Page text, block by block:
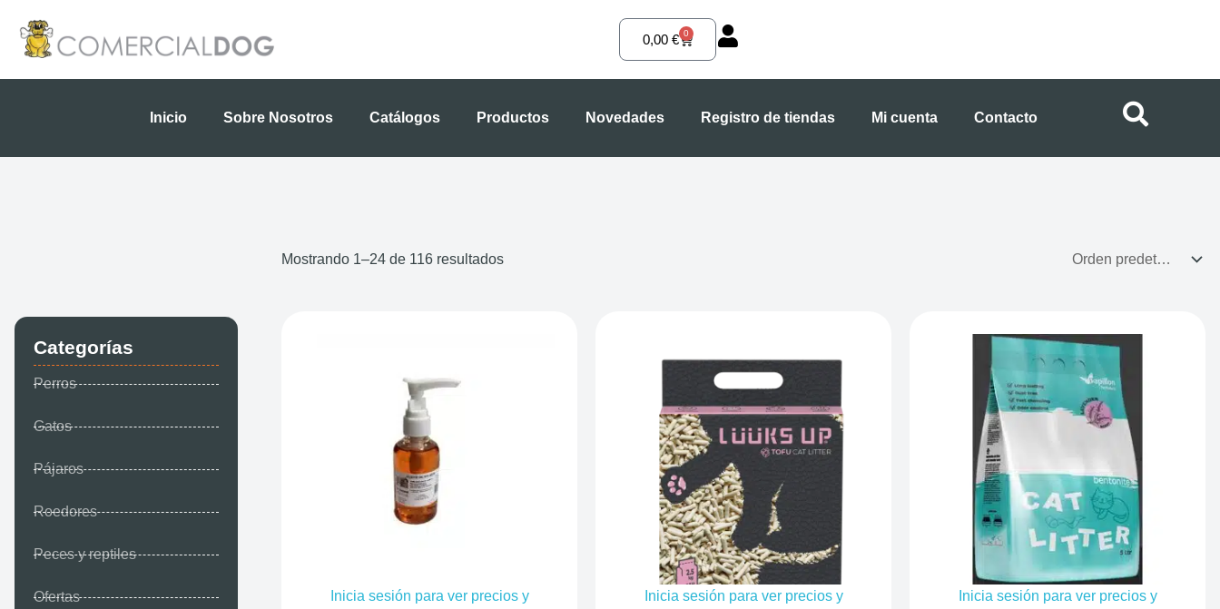
contenido
0,00 € 0
Carrito
Inicio Sobre Nosotros Catálogos Productos Novedades Registro de tiendas Mi cuenta Contacto
Categorías
Perros
Gatos
Pájaros
Roedores
Peces y reptiles
Ofertas
Mostrando 1–24 de 116 resultados
Inicia sesión para ver precios y
Inicia sesión para ver precios y
Inicia sesión para ver precios y